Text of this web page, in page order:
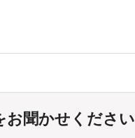
お聞かせください